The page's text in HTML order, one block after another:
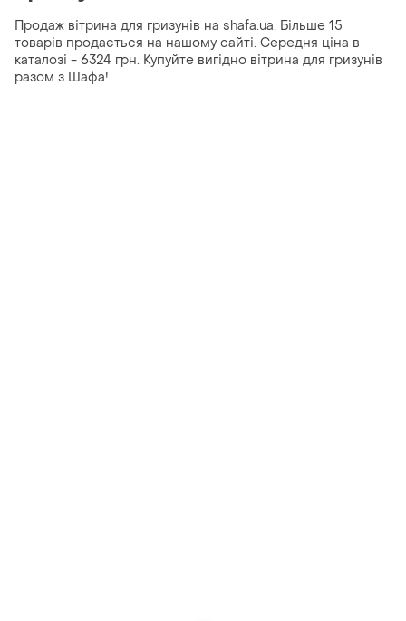
Продаж вітрина для гризунів на shafa.ua. Більше 15
товарів продається на нашому сайті. Середня ціна в
каталозі - 6324 грн. Купуйте вигідно вітрина для гризунів
разом з Шафа!